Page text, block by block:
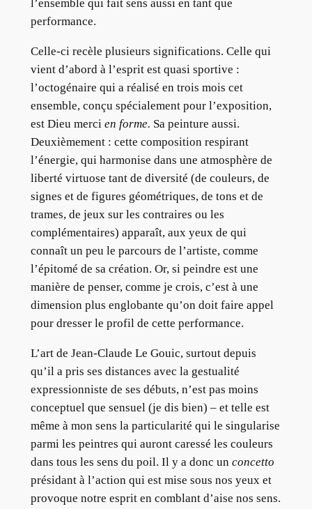
l’ensemble qui fait sens aussi en tant que
performance.
Celle-ci recèle plusieurs significations. Celle qui
vient d’abord à l’esprit est quasi sportive :
l’octogénaire qui a réalisé en trois mois cet
ensemble, conçu spécialement pour l’exposition,
est Dieu merci en forme. Sa peinture aussi.
Deuxièmement : cette composition respirant
l’énergie, qui harmonise dans une atmosphère de
liberté virtuose tant de diversité (de couleurs, de
signes et de figures géométriques, de tons et de
trames, de jeux sur les contraires ou les
complémentaires) apparaît, aux yeux de qui
connaît un peu le parcours de l’artiste, comme
l’épitomé de sa création. Or, si peindre est une
manière de penser, comme je crois, c’est à une
dimension plus englobante qu’on doit faire appel
pour dresser le profil de cette performance.
L’art de Jean-Claude Le Gouic, surtout depuis
qu’il a pris ses distances avec la gestualité
expressionniste de ses débuts, n’est pas moins
conceptuel que sensuel (je dis bien) – et telle est
même à mon sens la particularité qui le singularise
parmi les peintres qui auront caressé les couleurs
dans tous les sens du poil. Il y a donc un concetto
présidant à l’action qui est mise sous nos yeux et
provoque notre esprit en comblant d’aise nos sens.